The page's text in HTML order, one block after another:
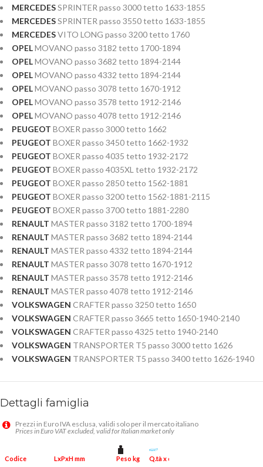
MERCEDESSPRINTER passo 3000 tetto 1633-1855
MERCEDESSPRINTER passo 3550 tetto 1633-1855
MERCEDESVITO LONG passo 3200 tetto 1760
OPELMOVANO passo 3182 tetto 1700-1894
OPELMOVANO passo 3682 tetto 1894-2144
OPELMOVANO passo 4332 tetto 1894-2144
OPELMOVANO passo 3078 tetto 1670-1912
OPELMOVANO passo 3578 tetto 1912-2146
OPELMOVANO passo 4078 tetto 1912-2146
PEUGEOT BOXER passo 3000 tetto 1662
PEUGEOT BOXER passo 3450 tetto 1662-1932
PEUGEOT BOXER passo 4035 tetto 1932-2172
PEUGEOT BOXER passo 4035XL tetto 1932-2172
PEUGEOT BOXER passo 2850 tetto 1562-1881
PEUGEOT BOXER passo 3200 tetto 1562-1881-2115
PEUGEOT BOXER passo 3700 tetto 1881-2280
RENAULT MASTER passo 3182 tetto 1700-1894
RENAULT MASTER passo 3682 tetto 1894-2144
RENAULT MASTER passo 4332 tetto 1894-2144
RENAULT MASTER passo 3078 tetto 1670-1912
RENAULT MASTER passo 3578 tetto 1912-2146
RENAULT MASTER passo 4078 tetto 1912-2146
VOLKSWAGEN CRAFTER passo 3250 tetto 1650
VOLKSWAGEN CRAFTER passo 3665 tetto 1650-1940-2140
VOLKSWAGEN CRAFTER passo 4325 tetto 1940-2140
VOLKSWAGEN TRANSPORTER T5 passo 3000 tetto 1626
VOLKSWAGEN TRANSPORTER T5 passo 3400 tetto 1626-1940
Dettagli famiglia
Prezzi in Euro IVA esclusa, validi solo per il mercato italiano
Prices in Euro VAT excluded, valid for Italian market only
Codice LxPxH mm Peso kg Q.tà x conf.